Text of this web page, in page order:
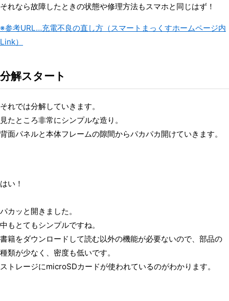
それなら故障したときの状態や修理方法もスマホと同じはず！
※参考URL…充電不良の直し方（スマートまっくすホームページ内
Link）
分解スタート
それでは分解していきます。
見たところ非常にシンプルな造り。
背面パネルと本体フレームの隙間からパカパカ開けていきます。
はい！
パカッと開きました。
中もとてもシンプルですね。
書籍をダウンロードして読む以外の機能が必要ないので、部品の
種類が少なく、密度も低いです。
ストレージにmicroSDカードが使われているのがわかります。